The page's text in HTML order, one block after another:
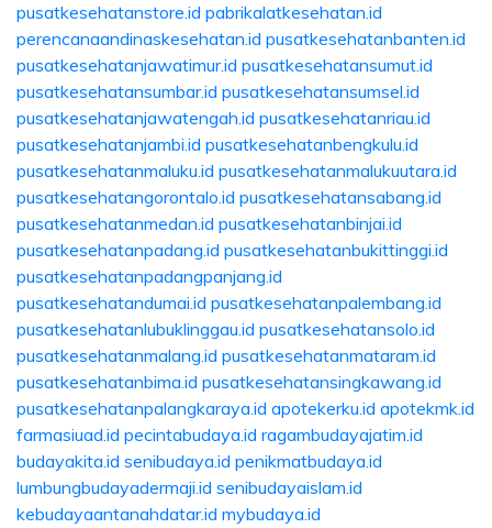
pusatkesehatanstore.id pabrikalatkesehatan.id
perencanaandinaskesehatan.id pusatkesehatanbanten.id
pusatkesehatanjawatimur.id pusatkesehatansumut.id
pusatkesehatansumbar.id pusatkesehatansumsel.id
pusatkesehatanjawatengah.id pusatkesehatanriau.id
pusatkesehatanjambi.id pusatkesehatanbengkulu.id
pusatkesehatanmaluku.id pusatkesehatanmalukuutara.id
pusatkesehatangorontalo.id pusatkesehatansabang.id
pusatkesehatanmedan.id pusatkesehatanbinjai.id
pusatkesehatanpadang.id pusatkesehatanbukittinggi.id
pusatkesehatanpadangpanjang.id
pusatkesehatandumai.id pusatkesehatanpalembang.id
pusatkesehatanlubuklinggau.id pusatkesehatansolo.id
pusatkesehatanmalang.id pusatkesehatanmataram.id
pusatkesehatanbima.id pusatkesehatansingkawang.id
pusatkesehatanpalangkaraya.id apotekerku.id apotekmk.id
farmasiuad.id pecintabudaya.id ragambudayajatim.id
budayakita.id senibudaya.id penikmatbudaya.id
lumbungbudayadermaji.id senibudayaislam.id
kebudayaantanahdatar.id mybudaya.id